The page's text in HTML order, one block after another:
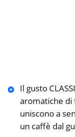
Il gusto
aromatiche di
uniscono a
un caffè dal